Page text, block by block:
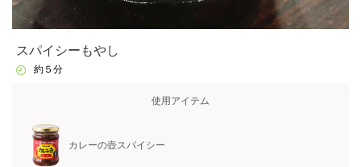
スパイシーもやし
約５分
使用アイテム
カレーの壺スパイシー